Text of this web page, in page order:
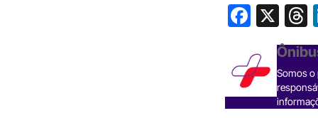
F
c
e
b
X
Somos o